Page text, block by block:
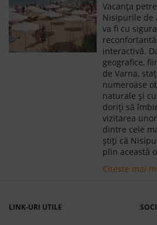
Vacanța
Nisipurile de
va fi cu
interactivă.
geografice,
de Varna,
numeroase
naturale și
doriți să
vizitarea
dintre cele
știți că
plin această
Citeste mai
LINK-URI UTILE